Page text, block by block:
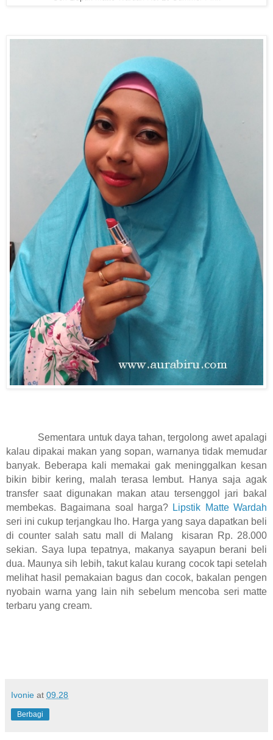
Sementara untuk daya tahan, tergolong awet apalagi
kalau dipakai makan yang sopan, warnanya tidak memudar
banyak. Beberapa kali memakai gak meninggalkan kesan
bikin bibir kering, malah terasa lembut. Hanya saja agak
transfer saat digunakan makan atau tersenggol jari bakal
membekas. Bagaimana soal harga? Lipstik Matte Wardah
seri ini cukup terjangkau lho. Harga yang saya dapatkan beli
di counter salah satu mall di Malang kisaran Rp. 28.000
sekian. Saya lupa tepatnya, makanya sayapun berani beli
dua. Maunya sih lebih, takut kalau kurang cocok tapi setelah
melihat hasil pemakaian bagus dan cocok, bakalan pengen
nyobain warna yang lain nih sebelum mencoba seri matte
terbaru yang cream.
Ivonie at 09.28
Berbagi